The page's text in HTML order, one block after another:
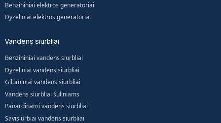
Benzininiai elektros generatoriai
Dyzeliniai elektros generatoriai
Vandens siurbliai
Benzininiai vandens siurbliai
Dyzeliniai vandens siurbliai
Giluminiai vandens siurbliai
Vandens siurbliai šuliniams
Panardinami vandens siurbliai
Savisiurbiai vandens siurbliai